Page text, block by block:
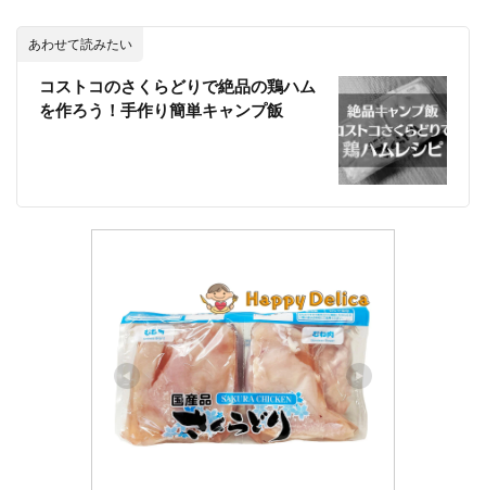
あわせて読みたい
コストコのさくらどりで絶品の鶏ハム
を作ろう！手作り簡単キャンプ飯